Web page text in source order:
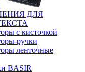
ДЛЯ
с кисточкой
ручки
ленточные
BASIR